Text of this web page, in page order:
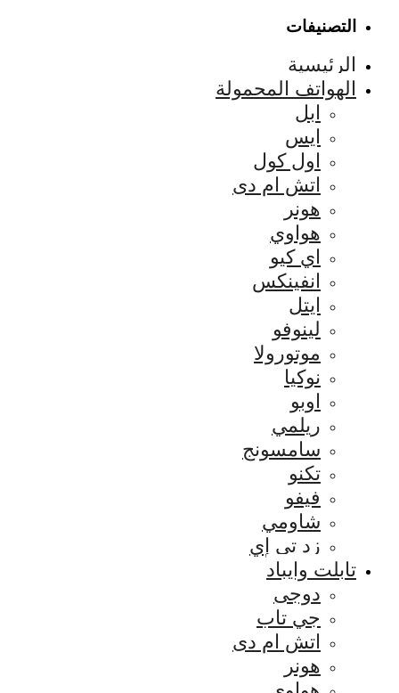
التصنيفات
الرئيسية
الهواتف المحمولة
ابل
ايس
اول كول
اتش ام دى
هونر
هواوي
اي كيو
انفينكس
ايتل
لينوفو
موتورولا
نوكيا
اوبو
ريلمي
سامسونج
تكنو
فيفو
شاومي
زد تي إي
تابلت وايباد
دوجى
جي تاب
اتش ام دى
هونر